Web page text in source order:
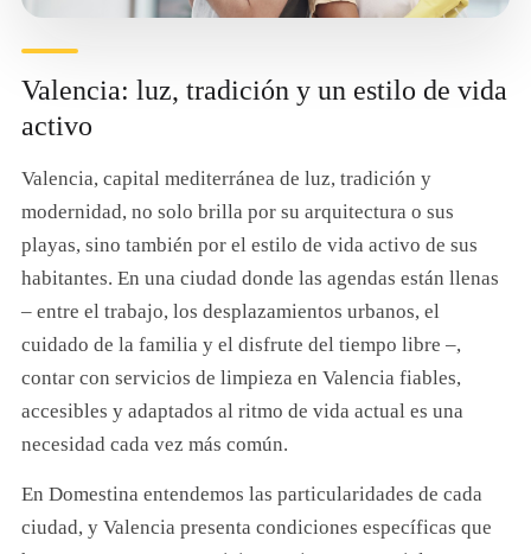
Valencia: luz, tradición y un estilo de vida
activo
Valencia, capital mediterránea de luz, tradición y
modernidad, no solo brilla por su arquitectura o sus
playas, sino también por el estilo de vida activo de sus
habitantes. En una ciudad donde las agendas están llenas
– entre el trabajo, los desplazamientos urbanos, el
cuidado de la familia y el disfrute del tiempo libre –,
contar con servicios de limpieza en Valencia fiables,
accesibles y adaptados al ritmo de vida actual es una
necesidad cada vez más común.
En Domestina entendemos las particularidades de cada
ciudad, y Valencia presenta condiciones específicas que